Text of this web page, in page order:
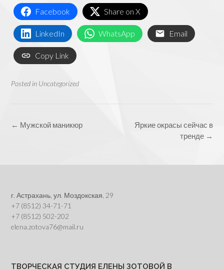
Facebook Share on X
LinkedIn WhatsApp Email
Copy Link
Posted in Uncategorized
Post
Яркие окрасы сейчас в
тренде →
← Мужской маникюр
г. Астрахань, ул. Моздокская, 29
+7 (8512) 34-71-71
+7 (8512) 502-202
elena.zotova76@mail.ru
ТВОРЧЕСКАЯ СТУДИЯ ЕЛЕНЫ ЗОТОВОЙ В